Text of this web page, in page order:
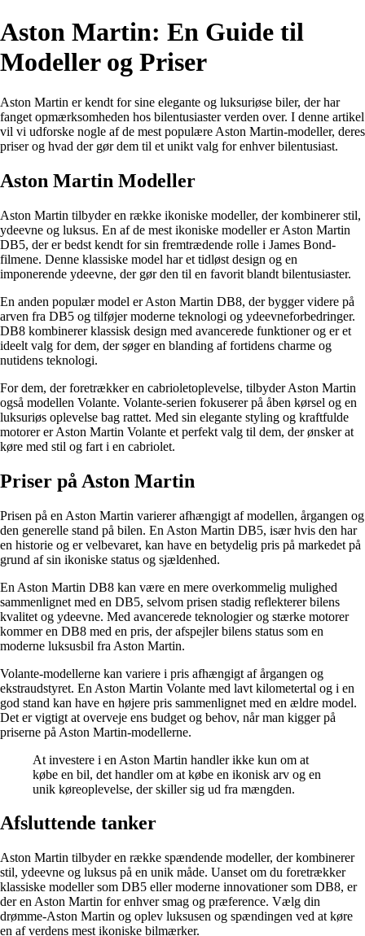
Aston Martin: En Guide til
Modeller og Priser
Aston Martin er kendt for sine elegante og luksuriøse biler, der har
fanget opmærksomheden hos bilentusiaster verden over. I denne artikel
vil vi udforske nogle af de mest populære Aston Martin-modeller, deres
priser og hvad der gør dem til et unikt valg for enhver bilentusiast.
Aston Martin Modeller
Aston Martin tilbyder en række ikoniske modeller, der kombinerer stil,
ydeevne og luksus. En af de mest ikoniske modeller er Aston Martin
DB5, der er bedst kendt for sin fremtrædende rolle i James Bond-
filmene. Denne klassiske model har et tidløst design og en
imponerende ydeevne, der gør den til en favorit blandt bilentusiaster.
En anden populær model er Aston Martin DB8, der bygger videre på
arven fra DB5 og tilføjer moderne teknologi og ydeevneforbedringer.
DB8 kombinerer klassisk design med avancerede funktioner og er et
ideelt valg for dem, der søger en blanding af fortidens charme og
nutidens teknologi.
For dem, der foretrækker en cabrioletoplevelse, tilbyder Aston Martin
også modellen Volante. Volante-serien fokuserer på åben kørsel og en
luksuriøs oplevelse bag rattet. Med sin elegante styling og kraftfulde
motorer er Aston Martin Volante et perfekt valg til dem, der ønsker at
køre med stil og fart i en cabriolet.
Priser på Aston Martin
Prisen på en Aston Martin varierer afhængigt af modellen, årgangen og
den generelle stand på bilen. En Aston Martin DB5, især hvis den har
en historie og er velbevaret, kan have en betydelig pris på markedet på
grund af sin ikoniske status og sjældenhed.
En Aston Martin DB8 kan være en mere overkommelig mulighed
sammenlignet med en DB5, selvom prisen stadig reflekterer bilens
kvalitet og ydeevne. Med avancerede teknologier og stærke motorer
kommer en DB8 med en pris, der afspejler bilens status som en
moderne luksusbil fra Aston Martin.
Volante-modellerne kan variere i pris afhængigt af årgangen og
ekstraudstyret. En Aston Martin Volante med lavt kilometertal og i en
god stand kan have en højere pris sammenlignet med en ældre model.
Det er vigtigt at overveje ens budget og behov, når man kigger på
priserne på Aston Martin-modellerne.
At investere i en Aston Martin handler ikke kun om at
købe en bil, det handler om at købe en ikonisk arv og en
unik køreoplevelse, der skiller sig ud fra mængden.
Afsluttende tanker
Aston Martin tilbyder en række spændende modeller, der kombinerer
stil, ydeevne og luksus på en unik måde. Uanset om du foretrækker
klassiske modeller som DB5 eller moderne innovationer som DB8, er
der en Aston Martin for enhver smag og præference. Vælg din
drømme-Aston Martin og oplev luksusen og spændingen ved at køre
en af verdens mest ikoniske bilmærker.